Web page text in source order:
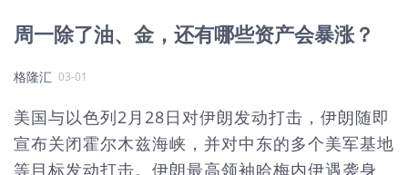
周一除了油、金，还有哪些资产会暴涨？
格隆汇 03-01
美国与以色列2月28日对伊朗发动打击，伊朗随即
宣布关闭霍尔木兹海峡，并对中东的多个美军基地
等目标发动打击。伊朗最高领袖哈梅内伊遇袭身